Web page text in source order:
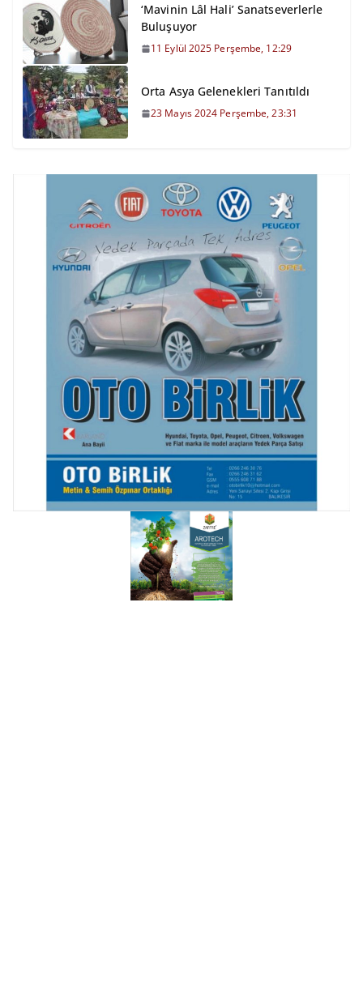
‘Mavinin Lâl Hali’ Sanatseverlerle
Buluşuyor
11 Eylül 2025 Perşembe, 12:29
Orta Asya Gelenekleri Tanıtıldı
23 Mayıs 2024 Perşembe, 23:31